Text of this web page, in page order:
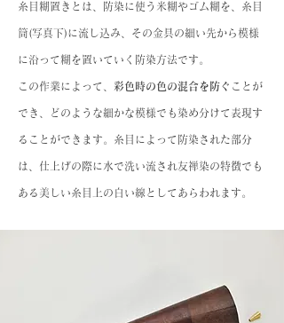
糸目糊置きとは、防染に使う米糊やゴム糊を、糸目
筒(写真下)に流し込み、その金具の細い先から模様
に沿って糊を置いていく防染方法です。
この作業によって、 彩色時の色の混合を防ぐ ことが
でき、どのような細かな模様でも染め分けて表現す
ることができます。糸目によって防染された部分
は、仕上げの際に水で洗い流され友禅染の特徴でも
ある美しい糸目上の白い線としてあらわれます。